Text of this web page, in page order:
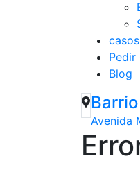
Pedir
Blog
Avenida